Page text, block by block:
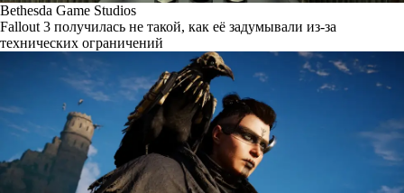
Bethesda Game Studios
Fallout 3 получилась не такой, как её задумывали из-за
технических ограничений